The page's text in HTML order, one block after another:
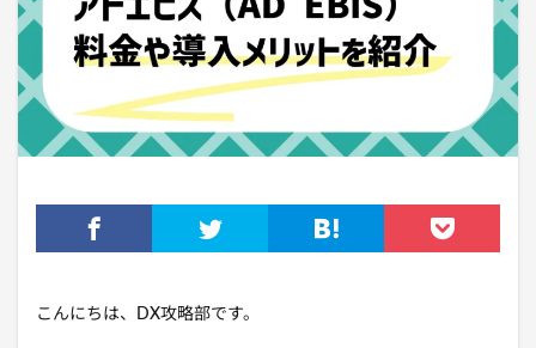
こんにちは、DX攻略部です。